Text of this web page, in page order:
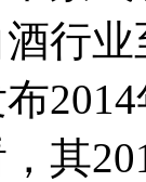
行
其